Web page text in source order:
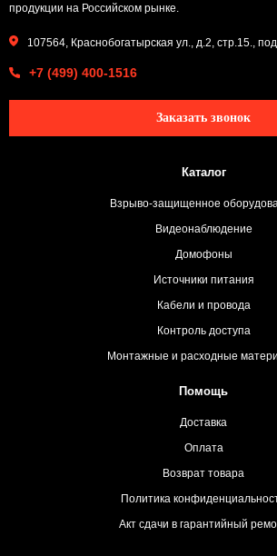
продукции на Российском рынке.
107564, Краснобогатырская ул., д.2, стр.15.,
+7 (499) 400-1516
Заказать звонок
Каталог
Взрыво-защищенное
Видеонаблюдение
Домофоны
Источники питания
Кабели и провода
Контроль доступа
Монтажные и расходные
Помощь
Доставка
Оплата
Возврат товара
Политика
Акт сдачи в гарантийный